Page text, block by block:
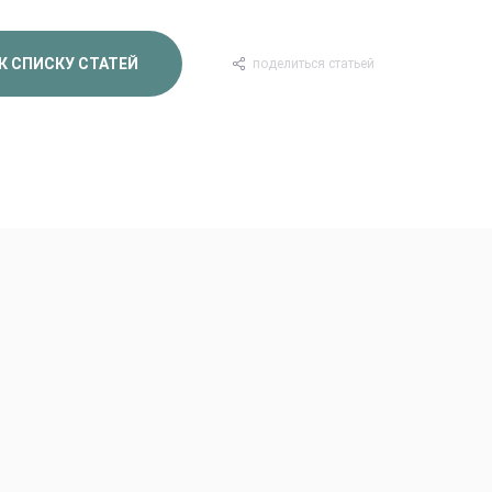
СПИСКУ СТАТЕЙ поделиться статьей